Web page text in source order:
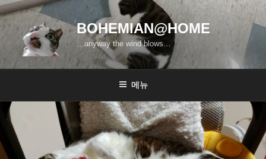
콘
텐
바
BOHEMIAN@HOME
…anyway the wind blows…
메뉴